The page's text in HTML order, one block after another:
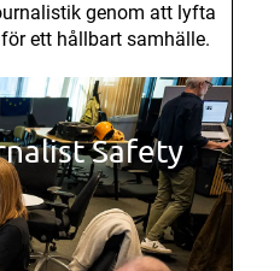
genom att lyfta
ett hållbart samhälle.
Safety